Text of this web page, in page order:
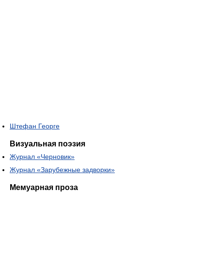
Штефан Георге
Визуальная поэзия
Журнал «Черновик»
Журнал «Зарубежные задворки»
Мемуарная проза